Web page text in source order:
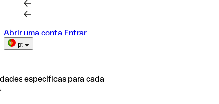
Abrir uma conta Entrar
pt
específicas para cada